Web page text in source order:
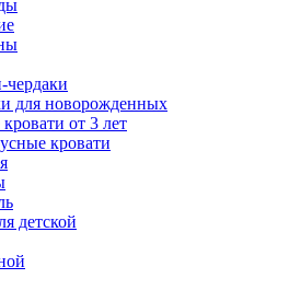
чердаки
для новорожденных
от 3 лет
кровати
детской